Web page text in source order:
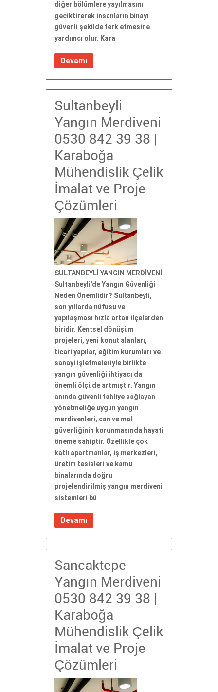
diğer bölümlere yayılmasını
geciktirerek insanların binayı
güvenli şekilde terk etmesine
yardımcı olur. Kara
Devamı
Sultanbeyli
Yangın Merdiveni
0530 842 39 38 |
Karaboğa
Mühendislik Çelik
İmalat ve Proje
Çözümleri
SULTANBEYLİ YANGIN MERDİVENİ
Sultanbeyli'de Yangın Güvenliği
Neden Önemlidir? Sultanbeyli,
son yıllarda nüfusu ve
yapılaşması hızla artan ilçelerden
biridir. Kentsel dönüşüm
projeleri, yeni konut alanları,
ticari yapılar, eğitim kurumları ve
sanayi işletmeleriyle birlikte
yangın güvenliği ihtiyacı da
önemli ölçüde artmıştır. Yangın
anında güvenli tahliye sağlayan
yönetmeliğe uygun yangın
merdivenleri, can ve mal
güvenliğinin korunmasında hayati
öneme sahiptir. Özellikle çok
katlı apartmanlar, iş merkezleri,
üretim tesisleri ve kamu
binalarında doğru
projelendirilmiş yangın merdiveni
sistemleri bü
Devamı
Sancaktepe
Yangın Merdiveni
0530 842 39 38 |
Karaboğa
Mühendislik Çelik
İmalat ve Proje
Çözümleri